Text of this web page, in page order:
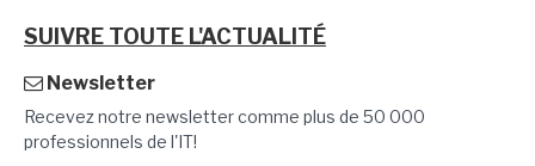
SUIVRE TOUTE L'ACTUALITÉ
Newsletter
Recevez notre newsletter comme plus de 50 000
professionnels de l'IT!